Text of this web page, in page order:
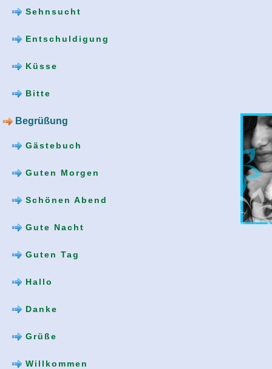
Sehnsucht
Entschuldigung
Küsse
Bitte
Begrüßung
Gästebuch
Guten Morgen
Schönen Abend
Gute Nacht
Guten Tag
Hallo
Danke
Grüße
Willkommen